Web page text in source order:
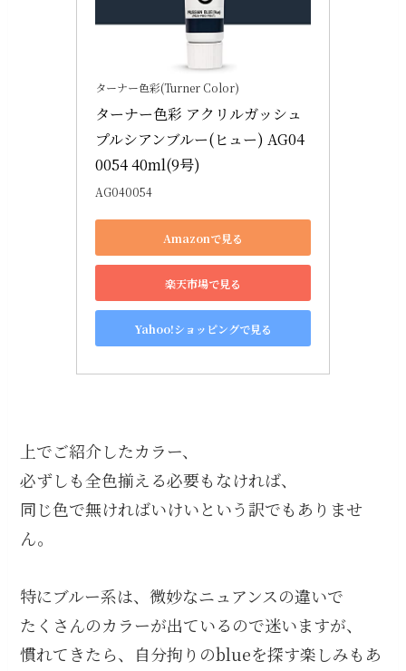
ターナー色彩(Turner Color)
ターナー色彩 アクリルガッシュ
プルシアンブルー(ヒュー) AG04
0054 40ml(9号)
AG040054
Amazonで見る
楽天市場で見る
Yahoo!ショッピングで見る
上でご紹介したカラー、
必ずしも全色揃える必要もなければ、
同じ色で無ければいけいという訳でもありませ
ん。
特にブルー系は、微妙なニュアンスの違いで
たくさんのカラーが出ているので迷いますが、
慣れてきたら、自分拘りのblueを探す楽しみもあ